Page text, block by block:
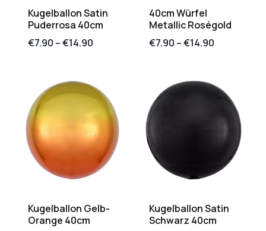
Kugelballon Satin
Puderrosa 40cm
€7.90 –€14.90
40cm Würfel
Metallic Roségold
€7.90 –€14.90
Kugelballon Gelb-
Orange 40cm
Kugelballon Satin
Schwarz 40cm